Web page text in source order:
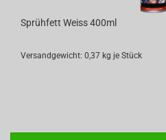
Sprühfett Weiss 400ml
Versandgewicht: 0,37 kg je Stück